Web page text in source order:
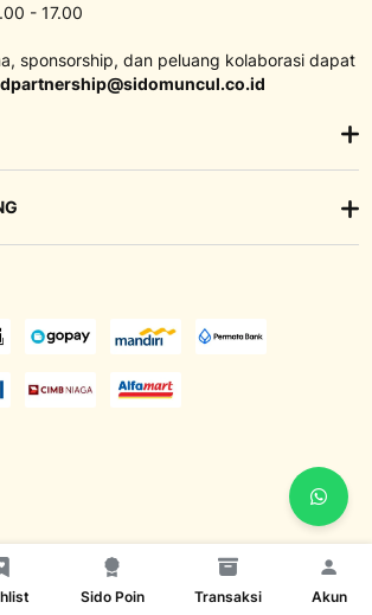
Sido Poin Transaksi Akun
- 17.00
sponsorship, dan peluang kolaborasi dapat
SOCIAL MEDIA